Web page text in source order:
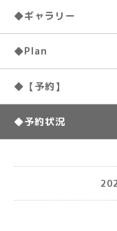
◆ギャラリー
◆Plan
◆【予約】
◆予約状況